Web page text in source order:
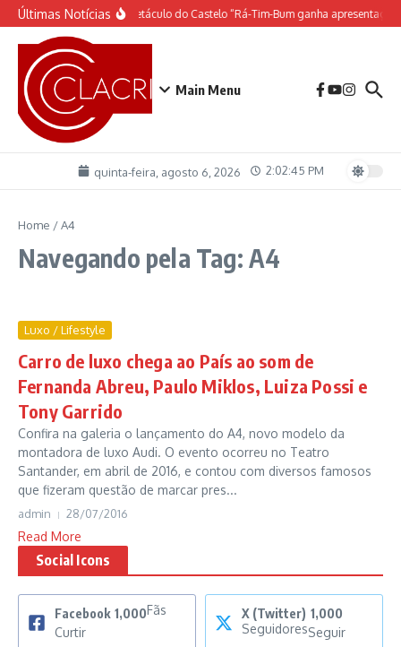
Ir para o conteúdo
Últimas NotíciasO espetáculo do Castelo “Rá-Tim-Bum ganha
Main Menu
quinta-feira, agosto 6, 2026 2:02:45 PM
Home /A4
Navegando pela Tag: A4
Luxo / Lifestyle
Carro de luxo chega ao País ao som de
Fernanda Abreu, Paulo Miklos, Luiza Possi e
Tony Garrido
Confira na galeria o lançamento do A4, novo modelo da
montadora de luxo Audi. O evento ocorreu no Teatro
Santander, em abril de 2016, e contou com diversos famosos
que fizeram questão de marcar pres...
admin 28/07/2016
Read More
Social Icons
Facebook 1,000Fãs
Curtir
X (Twitter) 1,000
SeguidoresSeguir